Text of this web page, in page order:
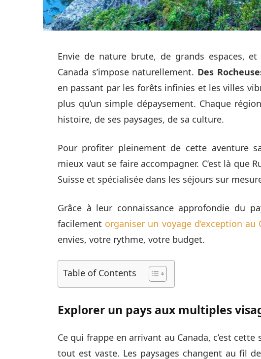
Envie de nature brute, de grands espaces,
Canada s’impose naturellement. Des
en passant par les forêts infinies et les villes
plus qu’un simple dépaysement. Chaque
histoire, de ses paysages, de sa culture.
Pour profiter pleinement de cette aventure
mieux vaut se faire accompagner. C’est là que
Suisse et spécialisée dans les séjours sur
Grâce à leur connaissance approfondie du
facilement organiser un voyage d’exception au
envies, votre rythme, votre budget.
Table of Contents
Explorer un pays aux multiples
Ce qui frappe en arrivant au Canada, c’est cette
tout est vaste. Les paysages changent au fil